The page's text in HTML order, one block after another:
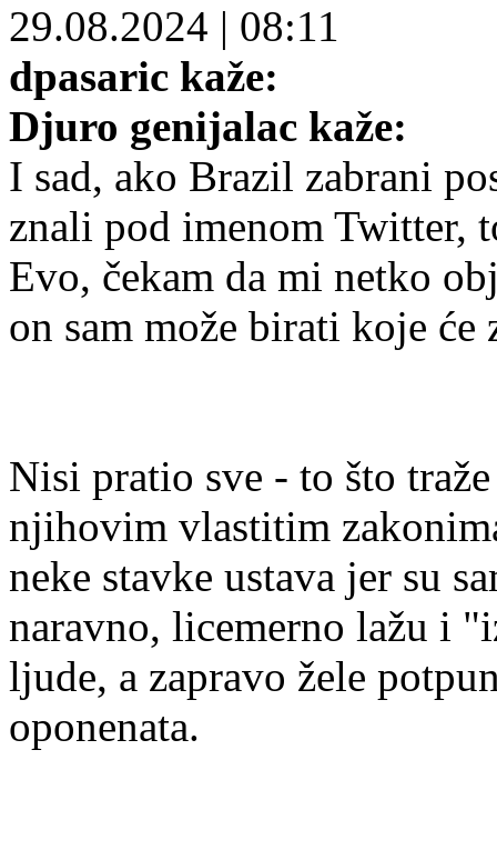
29.08.2024 | 08:11
dpasaric kaže:
Djuro genijalac kaže:
I sad, ako Brazil zabrani
znali pod imenom Twitter,
Evo, čekam da mi netko
on sam može birati koje će
Nisi pratio sve - to što
njihovim vlastitim
neke stavke ustava jer su
naravno, licemerno lažu i
ljude, a zapravo žele
oponenata.